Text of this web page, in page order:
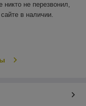
не перезвонил,
в наличии.